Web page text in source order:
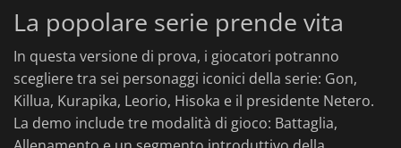
La popolare serie prende vita
In questa versione di prova, i giocatori potranno
scegliere tra sei personaggi iconici della serie: Gon,
Killua, Kurapika, Leorio, Hisoka e il presidente Netero.
La demo include tre modalità di gioco: Battaglia,